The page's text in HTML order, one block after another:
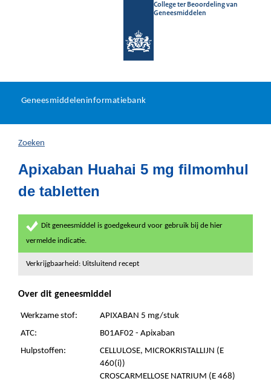
College ter Beoordeling van
Geneesmiddelen
U
hier:
Geneesmiddeleninformatiebank
Zoeken
Apixaban Huahai 5 mg filmomhul
de tabletten
Dit geneesmiddel is goedgekeurd voor gebruik bij de hier
vermelde indicatie.
Verkrijgbaarheid: Uitsluitend recept
Over dit geneesmiddel
Werkzame stof:
APIXABAN 5 mg/stuk
ATC:
B01AF02 - Apixaban
Hulpstoffen:
CELLULOSE, MICROKRISTALLIJN (E
460(i))
CROSCARMELLOSE NATRIUM (E 468)